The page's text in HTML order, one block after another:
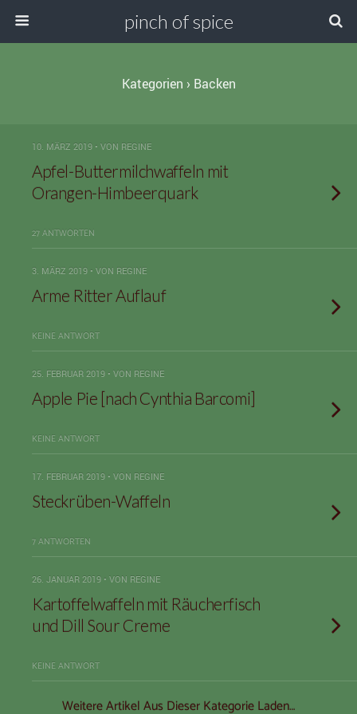
pinch of spice
Kategorien › Backen
10. MÄRZ 2019 • VON REGINE
Apfel-Buttermilchwaffeln mit
Orangen-Himbeerquark
27 ANTWORTEN
3. MÄRZ 2019 • VON REGINE
Arme Ritter Auflauf
KEINE ANTWORT
25. FEBRUAR 2019 • VON REGINE
Apple Pie [nach Cynthia Barcomi]
KEINE ANTWORT
17. FEBRUAR 2019 • VON REGINE
Steckrüben-Waffeln
7 ANTWORTEN
26. JANUAR 2019 • VON REGINE
Kartoffelwaffeln mit Räucherfisch
und Dill Sour Creme
KEINE ANTWORT
Weitere Artikel Aus Dieser Kategorie Laden…